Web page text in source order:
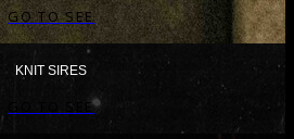
GO TO SEE
KNIT SIRES
GO TO SEE